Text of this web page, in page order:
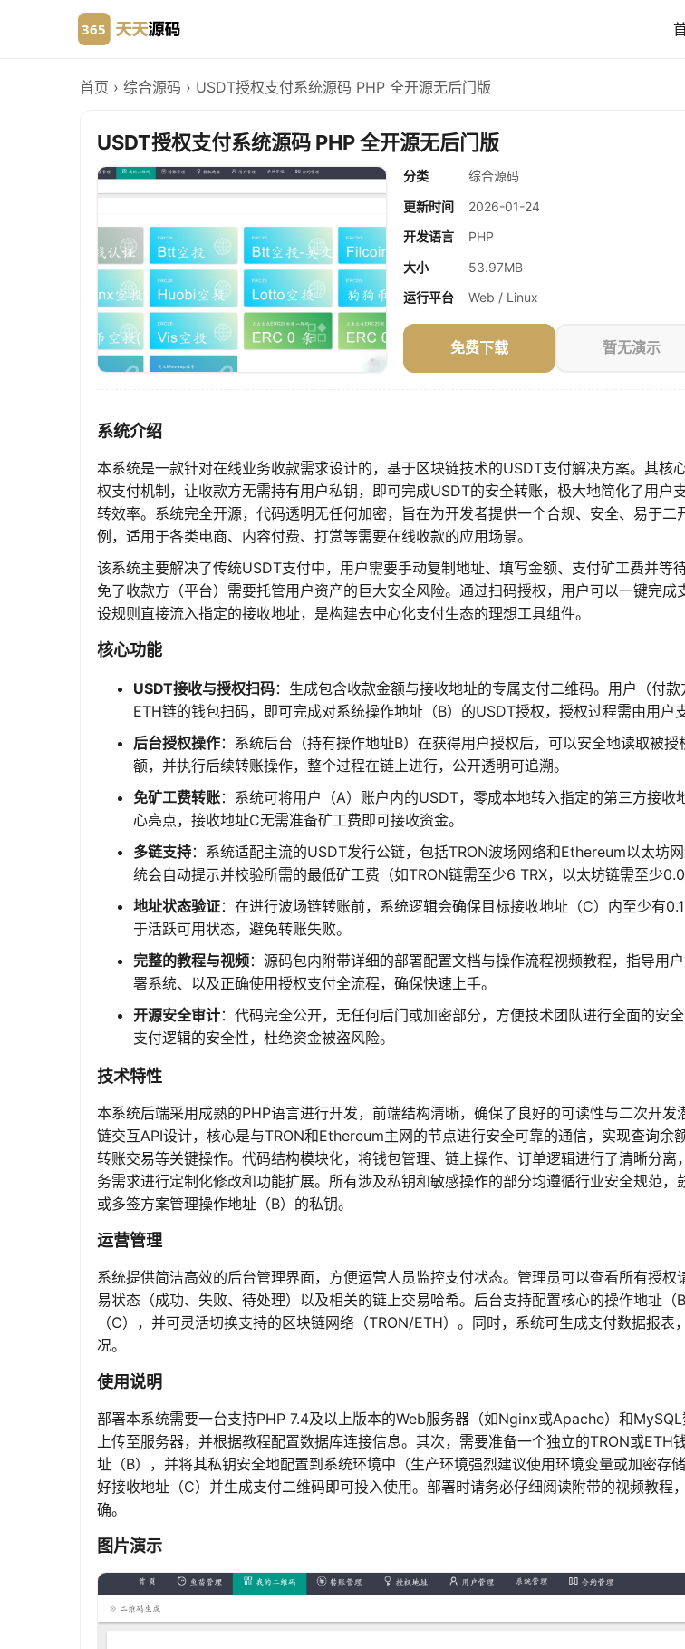
首页 › 综合源码 › USDT授权支付系统源码 PHP 全开源无后门版
USDT授权支付系统源码 PHP 全开源无后门版
分类
综合源码
更新时间
2026-01-24
开发语言
PHP
大小
53.97MB
运行平台
Web / Linux
免费下载 暂无演示
系统介绍
本系统是一款针对在线业务收款需求设计的，基于区块链技术的USDT支付解决方案。其核
权支付机制，让收款方无需持有用户私钥，即可完成USDT的安全转账，极大地简化了用户
转效率。系统完全开源，代码透明无任何加密，旨在为开发者提供一个合规、安全、易于二
例，适用于各类电商、内容付费、打赏等需要在线收款的应用场景。
该系统主要解决了传统USDT支付中，用户需要手动复制地址、填写金额、支付矿工费并等
免了收款方（平台）需要托管用户资产的巨大安全风险。通过扫码授权，用户可以一键完成
设规则直接流入指定的接收地址，是构建去中心化支付生态的理想工具组件。
核心功能
USDT接收与授权扫码：生成包含收款金额与接收地址的专属支付二维码。用户（付
ETH链的钱包扫码，即可完成对系统操作地址（B）的USDT授权，授权过程需由用户
后台授权操作：系统后台（持有操作地址B）在获得用户授权后，可以安全地读取被
额，并执行后续转账操作，整个过程在链上进行，公开透明可追溯。
免矿工费转账：系统可将用户（A）账户内的USDT，零成本地转入指定的第三方接收
心亮点，接收地址C无需准备矿工费即可接收资金。
多链支持：系统适配主流的USDT发行公链，包括TRON波场网络和Ethereum以太坊
统会自动提示并校验所需的最低矿工费（如TRON链需至少6 TRX，以太坊链需至少
地址状态验证：在进行波场链转账前，系统逻辑会确保目标接收地址（C）内至少有
于活跃可用状态，避免转账失败。
完整的教程与视频：源码包内附带详细的部署配置文档与操作流程视频教程，指导用
署系统、以及正确使用授权支付全流程，确保快速上手。
开源安全审计：代码完全公开，无任何后门或加密部分，方便技术团队进行全面的安
支付逻辑的安全性，杜绝资金被盗风险。
技术特性
本系统后端采用成熟的PHP语言进行开发，前端结构清晰，确保了良好的可读性与二次开发
链交互API设计，核心是与TRON和Ethereum主网的节点进行安全可靠的通信，实现查询余
转账交易等关键操作。代码结构模块化，将钱包管理、链上操作、订单逻辑进行了清晰分离
务需求进行定制化修改和功能扩展。所有涉及私钥和敏感操作的部分均遵循行业安全规范，
或多签方案管理操作地址（B）的私钥。
运营管理
系统提供简洁高效的后台管理界面，方便运营人员监控支付状态。管理员可以查看所有授权
易状态（成功、失败、待处理）以及相关的链上交易哈希。后台支持配置核心的操作地址（
（C），并可灵活切换支持的区块链网络（TRON/ETH）。同时，系统可生成支付数据报表
况。
使用说明
部署本系统需要一台支持PHP 7.4及以上版本的Web服务器（如Nginx或Apache）和
上传至服务器，并根据教程配置数据库连接信息。其次，需要准备一个独立的TRON或ETH
址（B），并将其私钥安全地配置到系统环境中（生产环境强烈建议使用环境变量或加密存
好接收地址（C）并生成支付二维码即可投入使用。部署时请务必仔细阅读附带的视频教程
确。
图片演示